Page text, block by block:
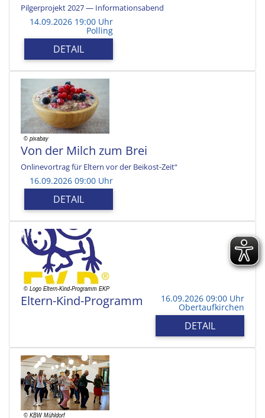
Pilgerprojekt 2027 — Informationsabend
14.09.2026 19:00 Uhr
Polling
DETAIL
Von der Milch zum Brei
Onlinevortrag für Eltern vor der Beikost-Zeit“
16.09.2026 09:00 Uhr
DETAIL
Eltern-Kind-Programm 16.09.2026 09:00 Uhr
Obertaufkirchen
DETAIL